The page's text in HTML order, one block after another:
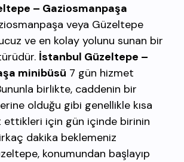
– Gaziosmanpaşa
veya Güzeltepe
ve en kolay yolunu sunan bir
İstanbul Güzeltepe –
minibüsü 7 gün hizmet
birlikte, caddenin bir
olduğu gibi genellikle kısa
ettikleri için gün içinde birinin
dakika beklemeniz
konumundan başlayıp